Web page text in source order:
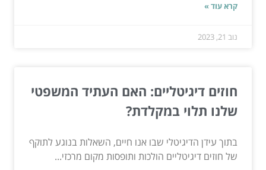
קרא עוד »
נוב 21, 2023
חוזים דיגיטליים: האם העתיד המשפטי
שלנו תלוי במקלדת?
בתוך עידן הדיגיטלי שבו אנו חיים, השאלות בנוגע לתוקף
של חוזים דיגיטליים הולכות ותופסות מקום מרכזי...